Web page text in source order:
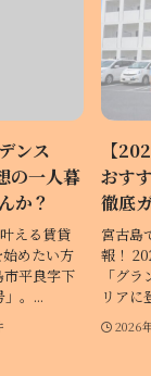
ンス
の一人暮
か？
える賃貸
めたい方
平良字下
。...
【
おす
徹底
宮古島
報！
「グ
リアに
2026